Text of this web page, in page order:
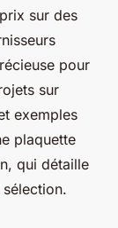
sur des
pour
sur
exemples
plaquette
qui détaille